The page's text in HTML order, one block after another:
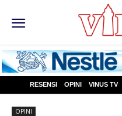
RESENSI OPINI VINUS TV
OPINI